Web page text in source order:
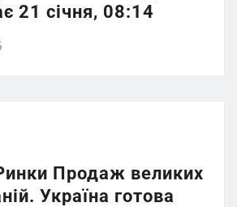
21 січня, 08:14
Продаж великих
Україна готова